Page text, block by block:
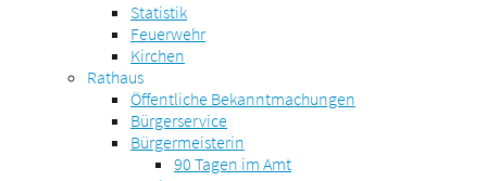
Statistik
Feuerwehr
Kirchen
Rathaus
Öffentliche Bekanntmachungen
Bürgerservice
Bürgermeisterin
90 Tagen im Amt